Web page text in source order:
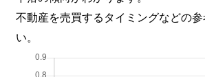
不動産を売買するタイミングなどの
い。